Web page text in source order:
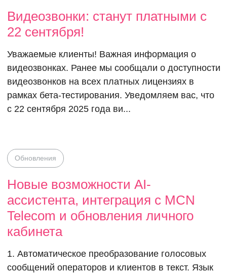
Видеозвонки: станут платными с
22 сентября!
Уважаемые клиенты! Важная информация о
видеозвонках. Ранее мы сообщали о доступности
видеозвонков на всех платных лицензиях в
рамках бета-тестирования. Уведомляем вас, что
с 22 сентября 2025 года ви...
Обновления
Новые возможности AI-
ассистента, интеграция с MCN
Telecom и обновления личного
кабинета
1. Автоматическое преобразование голосовых
сообщений операторов и клиентов в текст. Язык